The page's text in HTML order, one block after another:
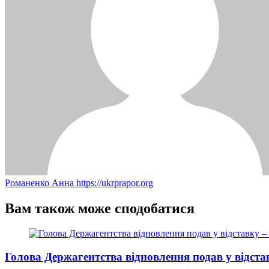
Романенко Анна https://ukrprapor.org
Вам також може сподобатися
Голова Держагентства відновлення подав у